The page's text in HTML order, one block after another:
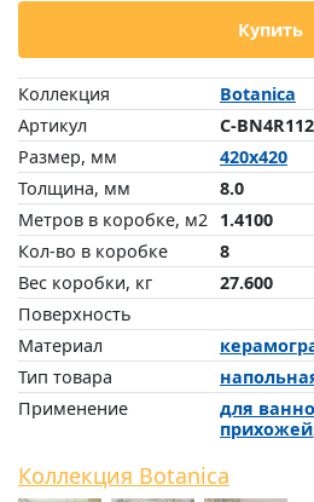
Купить
Коллекция
Botanica
Артикул
C-
Размер, мм
420x420
Толщина, мм
8.0
Метров в коробке, м2 1.4100
Кол-во в коробке
8
Вес коробки, кг
27.600
Поверхность
Материал
Тип товара
Применение
для
прихожей
Коллекция Botanica